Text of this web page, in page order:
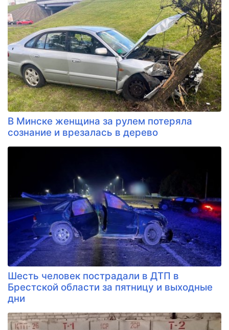
В Минске женщина за рулем потеряла
сознание и врезалась в дерево
Шесть человек пострадали в ДТП в
Брестской области за пятницу и выходные
дни